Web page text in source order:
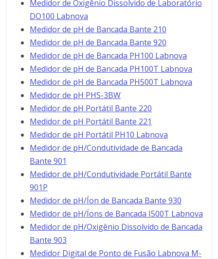
Medidor de Oxigênio Dissolvido de Laboratório
DO100 Labnova
Medidor de pH de Bancada Bante 210
Medidor de pH de Bancada Bante 920
Medidor de pH de Bancada PH100 Labnova
Medidor de pH de Bancada PH100T Labnova
Medidor de pH de Bancada PH500T Labnova
Medidor de pH PHS-3BW
Medidor de pH Portátil Bante 220
Medidor de pH Portátil Bante 221
Medidor de pH Portátil PH10 Labnova
Medidor de pH/Condutividade de Bancada
Bante 901
Medidor de pH/Condutividade Portátil Bante
901P
Medidor de pH/Íon de Bancada Bante 930
Medidor de pH/Íons de Bancada I500T Labnova
Medidor de pH/Oxigênio Dissolvido de Bancada
Bante 903
Medidor Digital de Ponto de Fusão Labnova M-